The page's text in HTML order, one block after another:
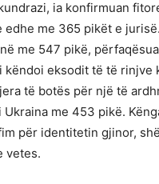
ia konfirmuan
edhe me 365 pikët e
me 547 pikë,
këndoi eksodit të të rinjve
të botës për një të
me 453 pikë.
për identitetin gjinor,
vetes.